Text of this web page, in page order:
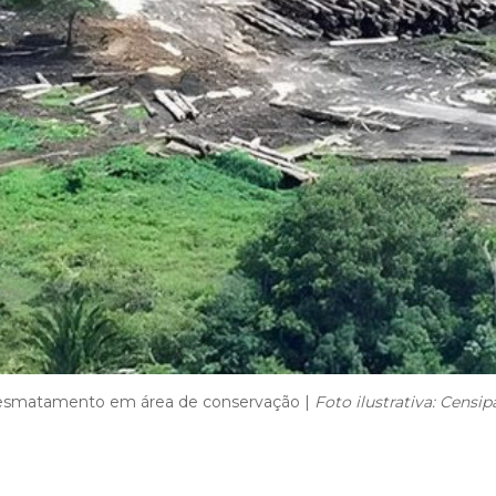
em área de conservação | Foto ilustrativa: